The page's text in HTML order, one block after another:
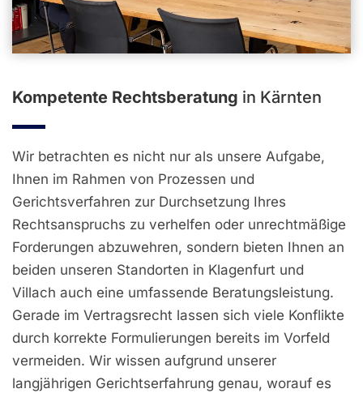
Kompetente Rechtsberatung in Kärnten
Wir betrachten es nicht nur als unsere Aufgabe,
Ihnen im Rahmen von Prozessen und
Gerichtsverfahren zur Durchsetzung Ihres
Rechtsanspruchs zu verhelfen oder unrechtmäßige
Forderungen abzuwehren, sondern bieten Ihnen an
beiden unseren Standorten in Klagenfurt und
Villach auch eine umfassende Beratungsleistung.
Gerade im Vertragsrecht lassen sich viele Konflikte
durch korrekte Formulierungen bereits im Vorfeld
vermeiden. Wir wissen aufgrund unserer
langjährigen Gerichtserfahrung genau, worauf es